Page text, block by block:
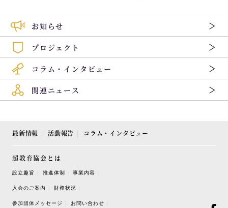
お知らせ
プロジェクト
コラム・インタビュー
関連ニュース
最新情報 活動報告 コラム・インタビュー
超教育協会とは
設立趣旨 推進体制 事業内容
入会のご案内 財務状況
参加団体メッセージ お問い合わせ